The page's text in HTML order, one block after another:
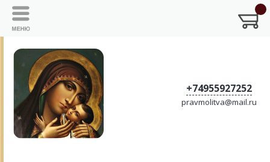
+74955927252
pravmolitva@mail.ru